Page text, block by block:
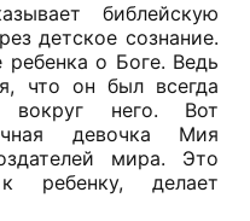
библейскую
детское сознание.
о Боге. Ведь
что он был всегда
него. Вот
девочка Мия
мира. Это
ребенку, делает